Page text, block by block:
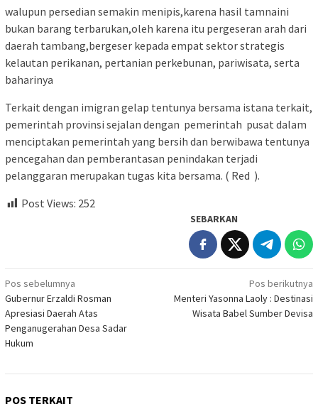
walupun persedian semakin menipis,karena hasil tamnaini
bukan barang terbarukan,oleh karena itu pergeseran arah dari
daerah tambang,bergeser kepada empat sektor strategis
kelautan perikanan, pertanian perkebunan, pariwisata, serta
baharinya
Terkait dengan imigran gelap tentunya bersama istana terkait,
pemerintah provinsi sejalan dengan pemerintah pusat dalam
menciptakan pemerintah yang bersih dan berwibawa tentunya
pencegahan dan pemberantasan penindakan terjadi
pelanggaran merupakan tugas kita bersama. ( Red ).
Post Views: 252
SEBARKAN
Navigasi
pos
Pos sebelumnya
Gubernur Erzaldi Rosman
Apresiasi Daerah Atas
Penganugerahan Desa Sadar
Hukum
Pos berikutnya
Menteri Yasonna Laoly : Destinasi
Wisata Babel Sumber Devisa
POS TERKAIT